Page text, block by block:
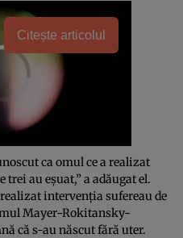
Citește articolul
ca omul ce a realizat
au eşuat,” a adăugat el.
intervenţia sufereau de
Mayer-Rokitansky-
că s-au născut fără uter.